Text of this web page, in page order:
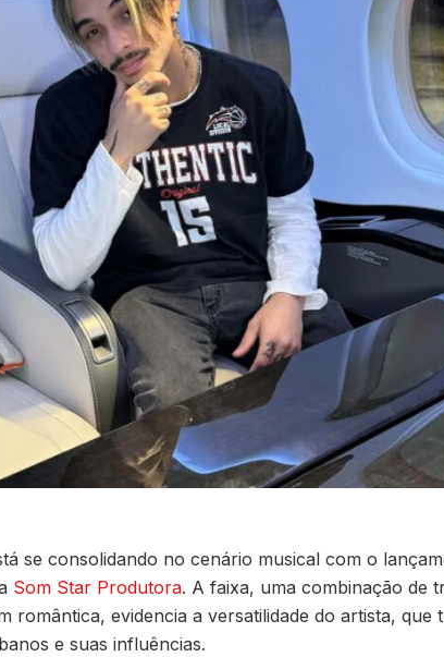
se consolidando no cenário musical com o
Som Star Produtora. A faixa, uma combinação de
romântica, evidencia a versatilidade do artista, que
e suas influências.